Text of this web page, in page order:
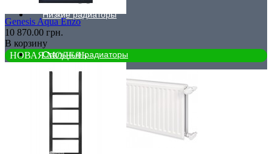
Низкие радиаторы
Стальные радиаторы
Genesis Aqua Enzo
10 870.00 грн.
В корзину
НОВАЯ МОДЕЛЬ